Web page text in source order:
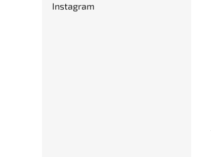
Instagram